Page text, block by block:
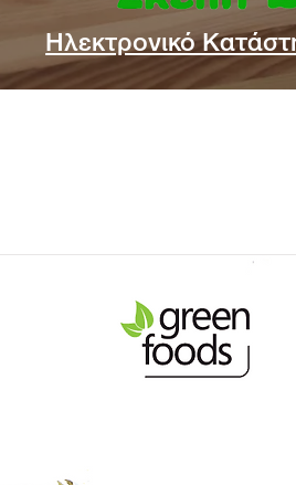
Ηλεκτρονικό